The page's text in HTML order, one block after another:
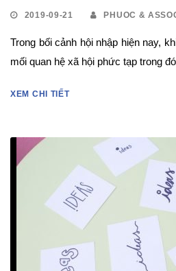
2019-09-21 PHUOC &
Trong bối cảnh hội nhập hiện nay,
mối quan hệ xã hội phức tạp trong
XEM CHI TIẾT